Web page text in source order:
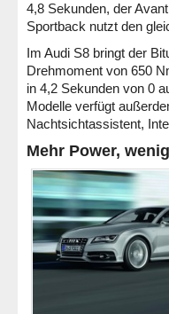
4,8 Sekunden, der
Sportback nutzt den
Im Audi S8 bringt der
Drehmoment von 650
in 4,2 Sekunden von 0
Modelle verfügt
Nachtsichtassistent,
Mehr Power,